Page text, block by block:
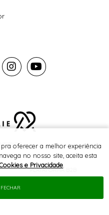
PLATAFORMA B2B
oferecer a melhor experiência
no nosso site, aceita esta
e Privacidade